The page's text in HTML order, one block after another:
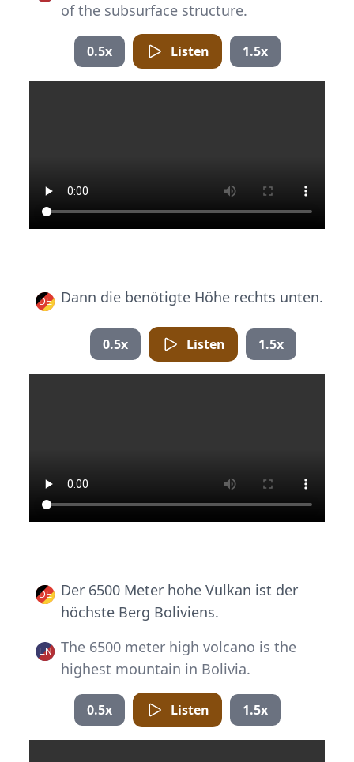
of the subsurface structure.
0.5x Listen 1.5x
Dann die benötigte Höhe rechts unten.
0.5x Listen 1.5x
Der 6500 Meter hohe Vulkan ist der
höchste Berg Boliviens.
The 6500 meter high volcano is the
highest mountain in Bolivia.
0.5x Listen 1.5x